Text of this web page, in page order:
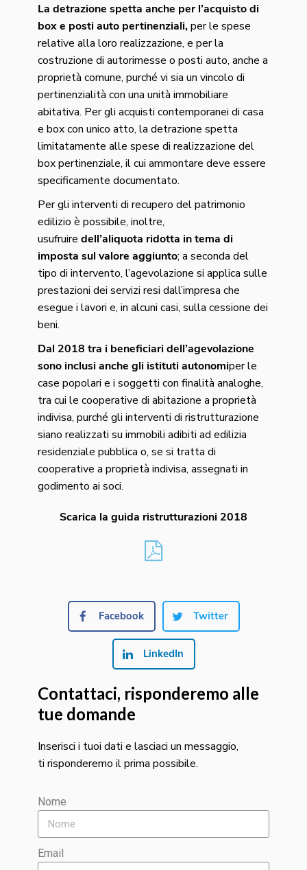
La detrazione spetta anche per l’acquisto di
box e posti auto pertinenziali,per le spese
relative alla loro realizzazione, e per la
costruzione di autorimesse o posti auto, anche a
proprietà comune, purché vi sia un vincolo di
pertinenzialità con una unità immobiliare
abitativa. Per gli acquisti contemporanei di casa
e box con unico atto, la detrazione spetta
limitatamente alle spese di realizzazione del
box pertinenziale, il cui ammontare deve essere
specificamente documentato.
Per gli interventi di recupero del patrimonio
edilizio è possibile, inoltre,
usufruire dell’aliquota ridotta in tema di
imposta sul valore aggiunto; a seconda del
tipo di intervento, l’agevolazione si applica sulle
prestazioni dei servizi resi dall’impresa che
esegue i lavori e, in alcuni casi, sulla cessione dei
beni.
Dal 2018 tra i beneficiari dell’agevolazione
sono inclusi anche gli istituti autonomiper le
case popolari e i soggetti con finalità analoghe,
tra cui le cooperative di abitazione a proprietà
indivisa, purché gli interventi di ristrutturazione
siano realizzati su immobili adibiti ad edilizia
residenziale pubblica o, se si tratta di
cooperative a proprietà indivisa, assegnati in
godimento ai soci.
Scarica la guida ristrutturazioni 2018
Facebook Twitter
LinkedIn
Contattaci, risponderemo alle
tue domande
Inserisci i tuoi dati e lasciaci un messaggio,
ti risponderemo il prima possibile.
Nome
Email